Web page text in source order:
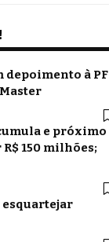
depoimento à PF
e próximo
150 milhões;
esquartejar